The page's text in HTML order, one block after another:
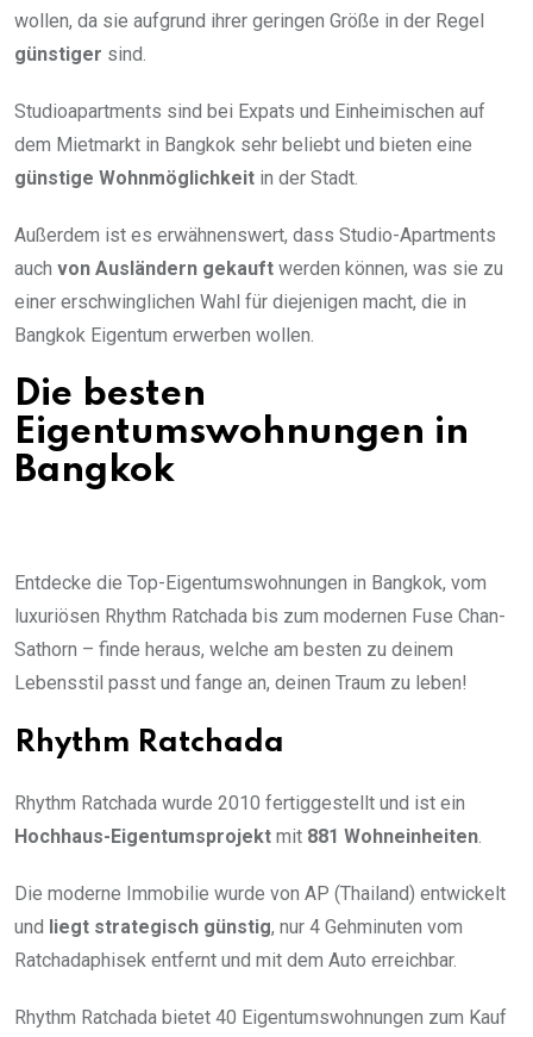
wollen, da sie aufgrund ihrer geringen Größe in der Regel
günstiger sind.
Studioapartments sind bei Expats und Einheimischen auf
dem Mietmarkt in Bangkok sehr beliebt und bieten eine
günstige Wohnmöglichkeit in der Stadt.
Außerdem ist es erwähnenswert, dass Studio-Apartments
auch von Ausländern gekauft werden können, was sie zu
einer erschwinglichen Wahl für diejenigen macht, die in
Bangkok Eigentum erwerben wollen.
Die besten
Eigentumswohnungen in
Bangkok
Entdecke die Top-Eigentumswohnungen in Bangkok, vom
luxuriösen Rhythm Ratchada bis zum modernen Fuse Chan-
Sathorn – finde heraus, welche am besten zu deinem
Lebensstil passt und fange an, deinen Traum zu leben!
Rhythm Ratchada
Rhythm Ratchada wurde 2010 fertiggestellt und ist ein
Hochhaus-Eigentumsprojekt mit 881 Wohneinheiten
Die moderne Immobilie wurde von AP (Thailand) entwickelt
und liegt strategisch günstig, nur 4 Gehminuten vom
Ratchadaphisek entfernt und mit dem Auto erreichbar.
Rhythm Ratchada bietet 40 Eigentumswohnungen zum Kauf